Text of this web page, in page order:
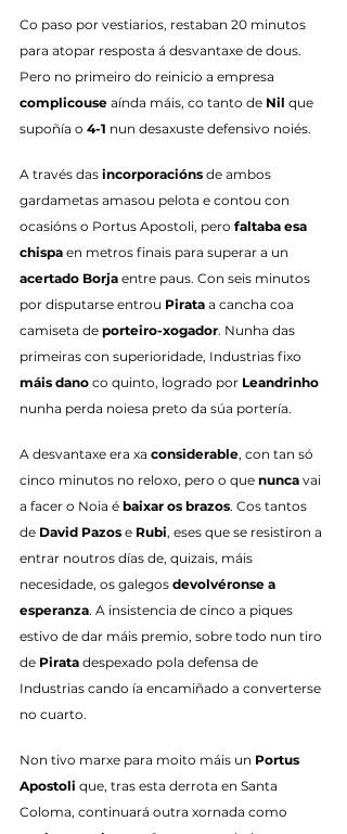
Co paso por vestiarios, restaban 20 minutos
para atopar resposta á desvantaxe de dous.
Pero no primeiro do reinicio a empresa
complicouse aínda máis, co tanto de Nil que
supoñía o 4-1 nun desaxuste defensivo noiés.
A través das incorporacións de ambos
gardametas amasou pelota e contou con
ocasións o Portus Apostoli, pero faltaba esa
chispa en metros finais para superar a un
acertado Borja entre paus. Con seis minutos
por disputarse entrou Pirata a cancha coa
camiseta de porteiro-xogador. Nunha das
primeiras con superioridade, Industrias fixo
máis dano co quinto, logrado por Leandrinho
nunha perda noiesa preto da súa portería.
A desvantaxe era xa considerable, con tan só
cinco minutos no reloxo, pero o que nunca vai
a facer o Noia é baixar os brazos. Cos tantos
de David Pazos e Rubi, eses que se resistiron a
entrar noutros días de, quizais, máis
necesidade, os galegos devolvéronse a
esperanza. A insistencia de cinco a piques
estivo de dar máis premio, sobre todo nun tiro
de Pirata despexado pola defensa de
Industrias cando ía encamiñado a converterse
no cuarto.
Non tivo marxe para moito máis un Portus
Apostoli que, tras esta derrota en Santa
Coloma, continuará outra xornada como